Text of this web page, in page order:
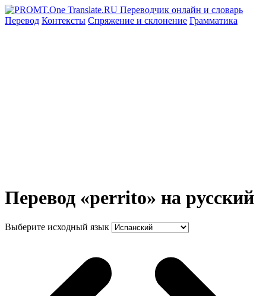
Перевод Контексты Спряжение и склонение Грамматика
Перевод «perrito» на русский
Выберите исходный язык